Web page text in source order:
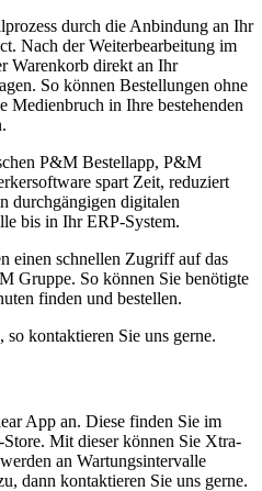
durch die Anbindung an Ihr
Nach der Weiterbearbeitung im
Warenkorb direkt an Ihr
So können Bestellungen ohne
Medienbruch in Ihre bestehenden
P&M Bestellapp, P&M
spart Zeit, reduziert
durchgängigen digitalen
bis in Ihr ERP-System.
einen schnellen Zugriff auf das
Gruppe. So können Sie benötigte
finden und bestellen.
so kontaktieren Sie uns gerne.
App an. Diese finden Sie im
Mit dieser können Sie Xtra-
an Wartungsintervalle
dann kontaktieren Sie uns gerne.